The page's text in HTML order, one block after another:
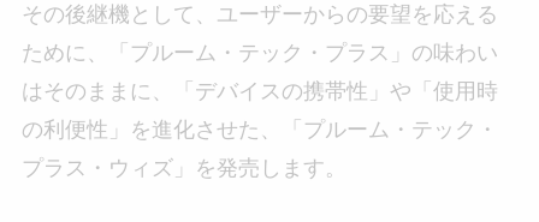
その後継機として、ユーザーからの要望を応える
ために、「プルーム・テック・プラス」の味わい
はそのままに、「デバイスの携帯性」や「使用時
の利便性」を進化させた、「プルーム・テック・
プラス・ウィズ」を発売します。